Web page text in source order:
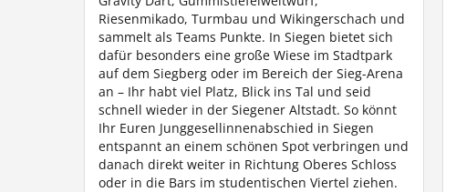
Riesenmikado, Turmbau und Wikingerschach und
sammelt als Teams Punkte. In Siegen bietet sich
dafür besonders eine große Wiese im Stadtpark
auf dem Siegberg oder im Bereich der Sieg-Arena
an – Ihr habt viel Platz, Blick ins Tal und seid
schnell wieder in der Siegener Altstadt. So könnt
Ihr Euren Junggesellinnenabschied in Siegen
entspannt an einem schönen Spot verbringen und
danach direkt weiter in Richtung Oberes Schloss
oder in die Bars im studentischen Viertel ziehen.